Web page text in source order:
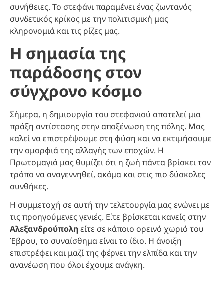
συνήθειες. Το στεφάνι παραμένει ένας ζωντανός
συνδετικός κρίκος με την πολιτισμική μας
κληρονομιά και τις ρίζες μας.
Η σημασία της
παράδοσης στον
σύγχρονο κόσμο
Σήμερα, η δημιουργία του στεφανιού αποτελεί μια
πράξη αντίστασης στην αποξένωση της πόλης. Μας
καλεί να επιστρέψουμε στη φύση και να εκτιμήσουμε
την ομορφιά της αλλαγής των εποχών. Η
Πρωτομαγιά μας θυμίζει ότι η ζωή πάντα βρίσκει τον
τρόπο να αναγεννηθεί, ακόμα και στις πιο δύσκολες
συνθήκες.
Η συμμετοχή σε αυτή την τελετουργία μας ενώνει με
τις προηγούμενες γενιές. Είτε βρίσκεται κανείς στην
Αλεξανδρούποληείτε σε κάποιο ορεινό χωριό του
Έβρου, το συναίσθημα είναι το ίδιο. Η άνοιξη
επιστρέφει και μαζί της φέρνει την ελπίδα και την
ανανέωση που όλοι έχουμε ανάγκη.